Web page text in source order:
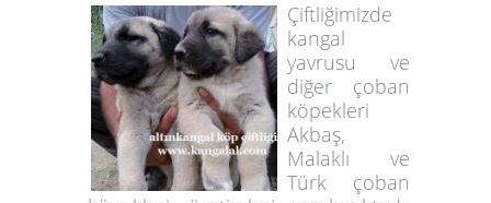
Çiftliğimizde
kangal
yavrusu ve
diğer çoban
köpekleri
Akbaş,
Malaklı ve
Türk çoban